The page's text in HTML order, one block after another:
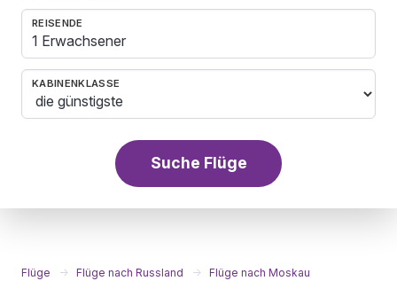
REISENDE
1 Erwachsener
KABINENKLASSE
Suche Flüge
Flüge Flüge nach Russland
Flüge nach Moskau